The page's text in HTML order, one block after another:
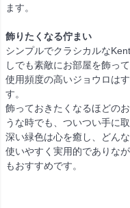
ます。
飾りたくなる佇まい
シンプルでクラシカルな
しでも素敵にお部屋を飾って
使用頻度の高いジョウロは
す。
飾っておきたくなるほどの
うな時でも、ついつい手に
深い緑色は心を癒し、どん
使いやすく実用的でありな
もおすすめです。